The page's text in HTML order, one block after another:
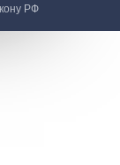
РФ